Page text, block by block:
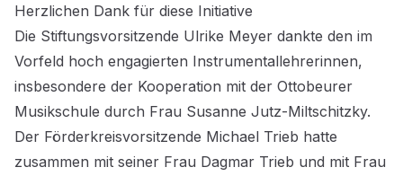
Herzlichen Dank für diese Initiative
Die Stiftungsvorsitzende Ulrike Meyer dankte den im
Vorfeld hoch engagierten Instrumentallehrerinnen,
insbesondere der Kooperation mit der Ottobeurer
Musikschule durch Frau Susanne Jutz-Miltschitzky.
Der Förderkreisvorsitzende Michael Trieb hatte
zusammen mit seiner Frau Dagmar Trieb und mit Frau